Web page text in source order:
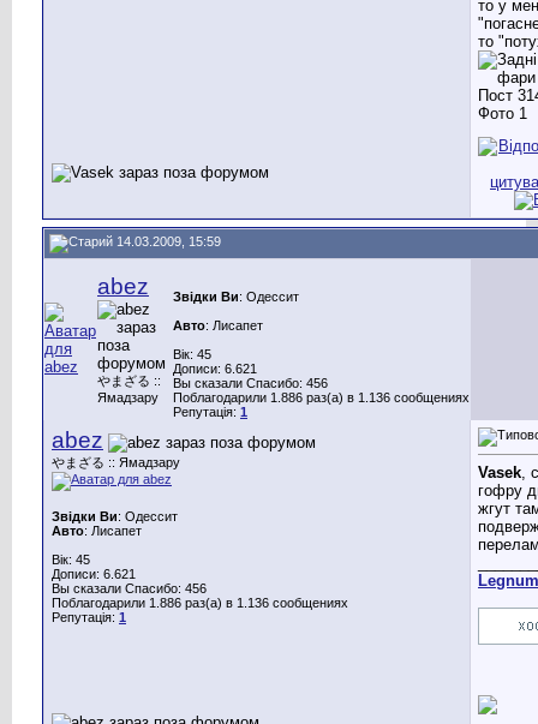
то у
то
14.03.2009, 15:59
abez
やまざる ::
Ямадзару
Звідки Ви: Одессит
Авто: Лисапет
Вік: 45
Дописи: 6.621
Вы сказали Спасибо: 456
Поблагодарили 1.886 раз(а) в 1.136 сообщениях
Репутація: 1
abez
やまざる :: Ямадзару
Звідки Ви: Одессит
Авто: Лисапет
Вік: 45
Дописи: 6.621
Вы сказали Спасибо: 456
Поблагодарили 1.886 раз(а) в 1.136 сообщениях
Репутація: 1
Vasek ,
гофру
жгут
Legnum